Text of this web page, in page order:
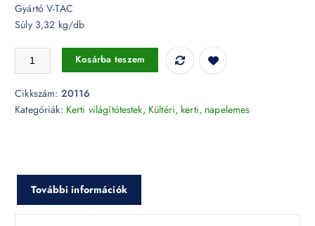
Gyártó V-TAC
Súly 3,32 kg/db
10W LED fehér kerti lámpa Samsung chip 3000K IP65 - 20116
Kosárba teszem
Cikkszám: 20116
Kategóriák: Kerti világítótestek, Kültéri, kerti, napelemes
További információk